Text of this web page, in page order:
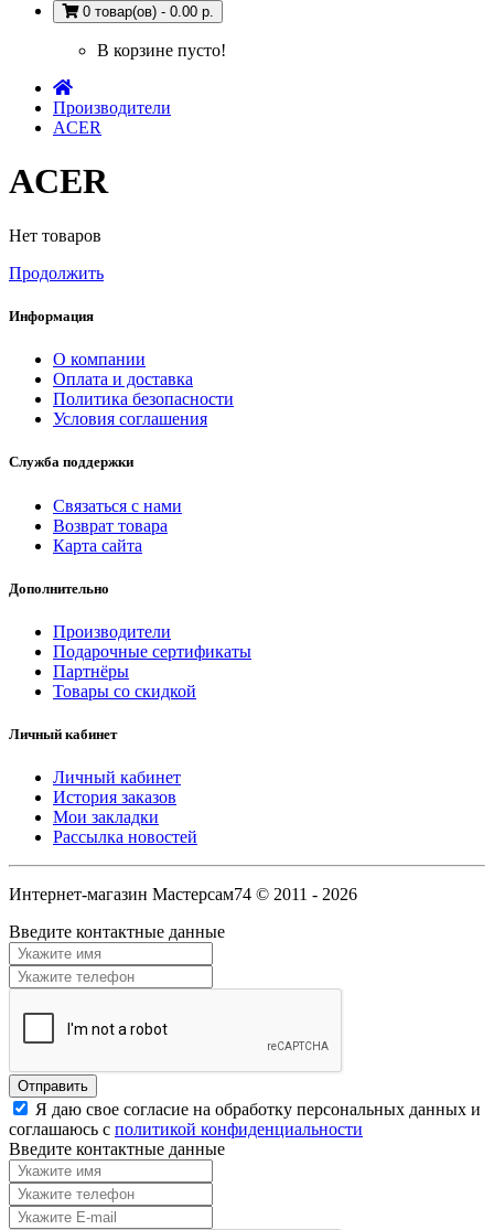
0 товар(ов) - 0.00 р.
В корзине пусто!
Производители
ACER
ACER
Нет товаров
Продолжить
Информация
О компании
Оплата и доставка
Политика безопасности
Условия соглашения
Служба поддержки
Связаться с нами
Возврат товара
Карта сайта
Дополнительно
Производители
Подарочные сертификаты
Партнёры
Товары со скидкой
Личный кабинет
Личный кабинет
История заказов
Мои закладки
Рассылка новостей
Интернет-магазин Мастерсам74 © 2011 - 2026
Введите контактные данные
Я даю свое согласие на обработку персональных данных и
соглашаюсь с политикой конфиденциальности
Введите контактные данные